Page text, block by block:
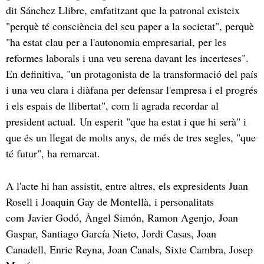
dit Sánchez Llibre, emfatitzant que la patronal existeix
"perquè té consciència del seu paper a la societat", perquè
"ha estat clau per a l'autonomia empresarial, per les
reformes laborals i una veu serena davant les incerteses".
En definitiva, "un protagonista de la transformació del país
i una veu clara i diàfana per defensar l'empresa i el progrés
i els espais de llibertat", com li agrada recordar al
president actual. Un esperit "que ha estat i que hi serà" i
que és un llegat de molts anys, de més de tres segles, "que
té futur", ha remarcat.
A l'acte hi han assistit, entre altres, els expresidents Juan
Rosell i Joaquin Gay de Montellà, i personalitats
com Javier Godó, Àngel Simón, Ramon Agenjo, Joan
Gaspar, Santiago García Nieto, Jordi Casas, Joan
Canadell, Enric Reyna, Joan Canals, Sixte Cambra, Josep